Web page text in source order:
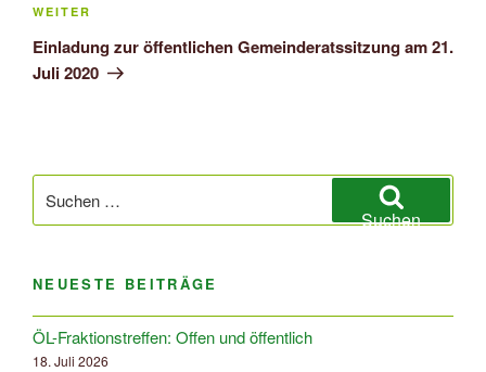
Nächster
Beitrag
WEITER
Einladung zur öffentlichen Gemeinderatssitzung am 21.
Juli 2020
nach:
Suchen
NEUESTE BEITRÄGE
ÖL-Fraktionstreffen: Offen und öffentlich
18. Juli 2026